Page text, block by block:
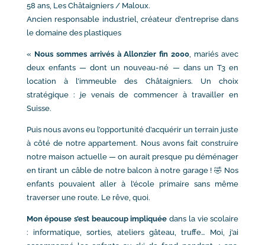
58 ans, Les Châtaigniers / Maloux.
Ancien responsable industriel, créateur d’entreprise dans
le domaine des plastiques
« Nous sommes arrivés à Allonzier fin 2000 , mariés avec
deux enfants — dont un nouveau-né — dans un T3 en
location à l’immeuble des Châtaigniers. Un choix
stratégique : je venais de commencer à travailler en
Suisse.
Puis nous avons eu l’opportunité d’acquérir un terrain juste
à côté de notre appartement. Nous avons fait construire
notre maison actuelle — on aurait presque pu déménager
en tirant un câble de notre balcon à notre garage ! 🤣 Nos
enfants pouvaient aller à l’école primaire sans même
traverser une route. Le rêve, quoi.
Mon épouse s’est beaucoup impliquée dans la vie scolaire
: informatique, sorties, ateliers gâteau, truffe… Moi, j’ai